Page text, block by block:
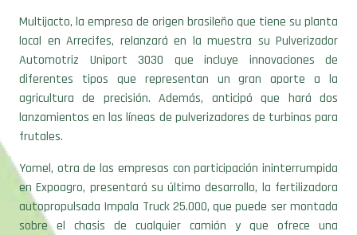
Multijacto, la empresa de origen brasileño que tiene su planta
local en Arrecifes, relanzará en la muestra su Pulverizador
Automotriz Uniport 3030 que incluye innovaciones de
diferentes tipos que representan un gran aporte a la
agricultura de precisión. Además, anticipó que hará dos
lanzamientos en las líneas de pulverizadores de turbinas para
frutales.
Yomel, otra de las empresas con participación ininterrumpida
en Expoagro, presentará su último desarrollo, la fertilizadora
autopropulsada Impala Truck 25.000, que puede ser montada
sobre el chasis de cualquier camión y que ofrece una